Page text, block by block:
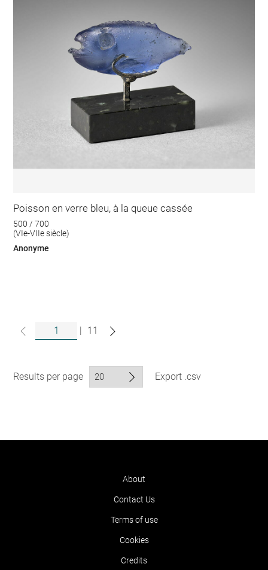
Poisson en verre bleu, à la queue cassée
500 / 700
(VIe-VIIe siècle)
Anonyme
11
Results per page Export .csv
About
Contact Us
Terms of use
Cookies
Credits